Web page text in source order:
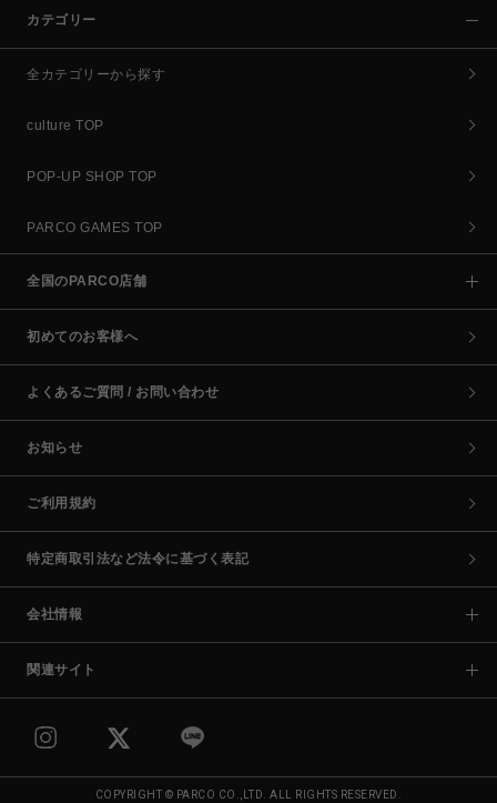
カテゴリー
全カテゴリーから探す
culture TOP
POP-UP SHOP TOP
PARCO GAMES TOP
全国のPARCO店舗
初めてのお客様へ
よくあるご質問 / お問い合わせ
お知らせ
ご利用規約
特定商取引法など法令に基づく表記
会社情報
関連サイト
COPYRIGHT © PARCO CO.,LTD. ALL RIGHTS RESERVED.